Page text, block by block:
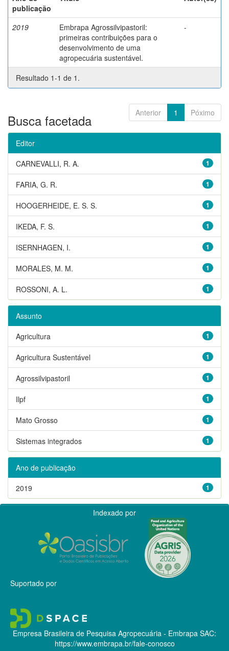
publicação
2019
Embrapa Agrossilvipastoril:
primeiras contribuições para o
desenvolvimento de uma
agropecuária sustentável.
-
Resultado 1-1 de 1.
Anterior 1 Póximo
Busca facetada
Editor
1
CARNEVALLI, R. A.
1
FARIA, G. R.
1
HOOGERHEIDE, E. S. S.
1
IKEDA, F. S.
1
ISERNHAGEN, I.
1
MORALES, M. M.
1
ROSSONI, A. L.
Assunto
1
Agricultura
1
Agricultura Sustentável
1
Agrossilvipastoril
1
Ilpf
1
Mato Grosso
1
Sistemas integrados
Ano de publicação
1
2019
Indexado por
Suportado por
Empresa Brasileira de Pesquisa Agropecuária - Embrapa SAC:
https://www.embrapa.br/fale-conosco